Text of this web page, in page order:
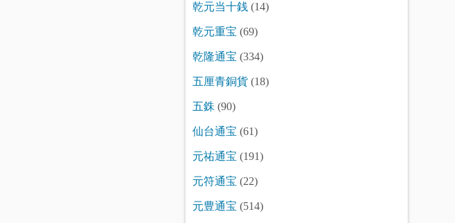
乾元当十銭 (14)
乾元重宝 (69)
乾隆通宝 (334)
五厘青銅貨 (18)
五銖 (90)
仙台通宝 (61)
元祐通宝 (191)
元符通宝 (22)
元豊通宝 (514)